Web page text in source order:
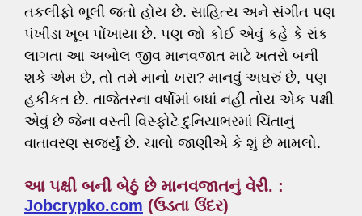
તકલીફો ભૂલી જતો હોય છે. સાહિત્ય અને સંગીત પણ
પંખીડા ખૂબ પોંખાયા છે. પણ જો કોઈ એવું કહે કે રાંક
લાગતા આ અબોલ જીવ માનવજાત માટે ખતરો બની
શકે એમ છે, તો તમે માનો ખરા? માનવું અઘરું છે, પણ
હકીકત છે. તાજેતરના વર્ષોમાં બધાં નહીં તોય એક પક્ષી
એવું છે જેના વસ્તી વિસ્ફોટે દુનિયાભરમાં ચિંતાનું
વાતાવરણ સર્જ્યું છે. ચાલો જાણીએ કે શું છે મામલો.
આ પક્ષી બની બેઠું છે માનવજાતનું વેરી. :
Jobcrypko.com (ઉડતા ઉંદર)